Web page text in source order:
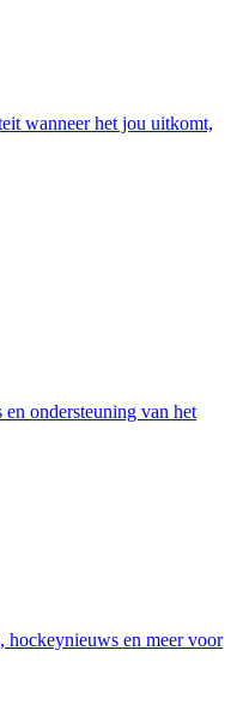
wanneer het jou uitkomt,
ondersteuning van het
hockeynieuws en meer voor